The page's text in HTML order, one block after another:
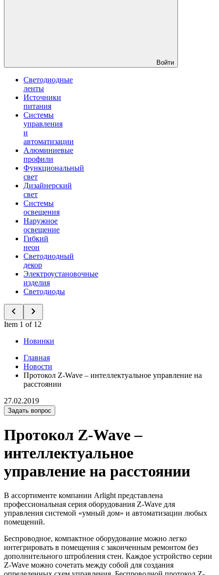
Войти
Светодиодные
ленты
Источники
питания
Системы
управления
и
автоматизации
Алюминиевые
профили
Функциональный
свет
Дизайнерский
свет
Системы
освещения
Наружное
освещение
Гибкий
неон
Светодиодный
декор
Электроустановочные
изделия
Светодиоды
Item 1 of 12
Новинки
Главная
Новости
Протокол Z-Wave – интеллектуальное управление на
расстоянии
27.02.2019
Задать вопрос
Протокол Z-Wave –
интеллектуальное
управление на расстоянии
В ассортименте компании Arlight представлена
профессиональная серия оборудования Z-Wave для
управления системой «умный дом» и автоматизации любых
помещений.
Беспроводное, компактное оборудование можно легко
интегрировать в помещения с законченным ремонтом без
дополнительного штробления стен. Каждое устройство серии
Z-Wave можно сочетать между собой для создания